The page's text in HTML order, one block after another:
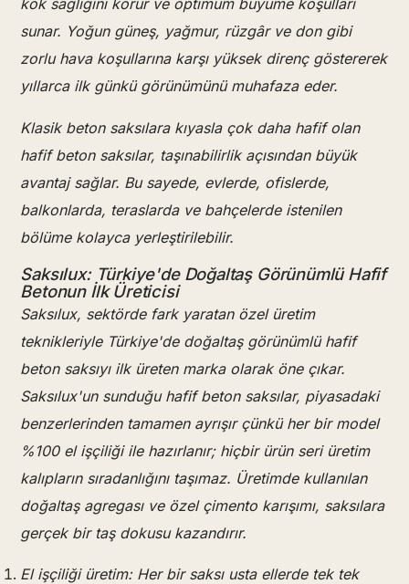
kök sağlığını korur ve optimum büyüme koşulları
sunar. Yoğun güneş, yağmur, rüzgâr ve don gibi
zorlu hava koşullarına karşı yüksek direnç göstererek
yıllarca ilk günkü görünümünü muhafaza eder.
Klasik beton saksılara kıyasla çok daha hafif olan
hafif beton saksılar, taşınabilirlik açısından büyük
avantaj sağlar. Bu sayede, evlerde, ofislerde,
balkonlarda, teraslarda ve bahçelerde istenilen
bölüme kolayca yerleştirilebilir.
Saksılux: Türkiye'de Doğaltaş Görünümlü Hafif
Betonun İlk Üreticisi
Saksılux, sektörde fark yaratan özel üretim
teknikleriyle Türkiye'de doğaltaş görünümlü hafif
beton saksıyı ilk üreten marka olarak öne çıkar.
Saksılux'un sunduğu hafif beton saksılar, piyasadaki
benzerlerinden tamamen ayrışır çünkü her bir model
%100 el işçiliği ile hazırlanır; hiçbir ürün seri üretim
kalıpların sıradanlığını taşımaz. Üretimde kullanılan
doğaltaş agregası ve özel çimento karışımı, saksılara
gerçek bir taş dokusu kazandırır.
El işçiliği üretim: Her bir saksı usta ellerde tek tek